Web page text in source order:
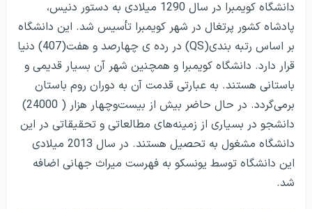
دانشگاه کویمبرا در سال 1290 میلادی به دستور دنیس،
پادشاه کشور پرتغال در شهر کویمبرا تأسیس شد. این دانشگاه
بر اساس رتبه بندی(QS) در رده ی چهارصد و هفت(407) دنیا
قرار دارد. دانشگاه کویمبرا و همچنین شهر آن بسیار قدیمی و
باستانی هستند. به عبارتی قدمت آن به دوران روم باستان
برمی‌گردد. در حال حاضر بیش از بیست‌وچهار هزار ( 24000)
دانشجو در بسیاری از زمینه‌های مطالعاتی و تحقیقاتی در این
دانشگاه مشغول به تحصیل هستند. در سال 2013 میلادی
این دانشگاه توسط یونسکو به فهرست میراث جهانی اضافه
شد.